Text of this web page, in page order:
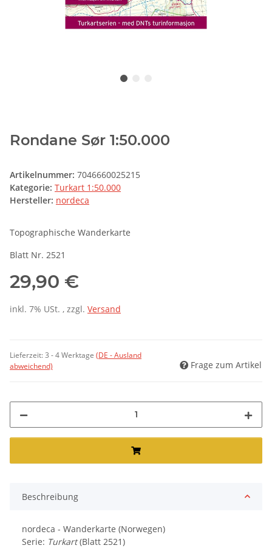
Rondane Sør 1:50.000
Artikelnummer: 7046660025215
Kategorie: Turkart 1:50.000
Hersteller: nordeca
Topographische Wanderkarte
Blatt Nr. 2521
29,90 €
inkl. 7% USt. , zzgl. Versand
Lieferzeit:3 - 4 Werktage (DE - Ausland
abweichend)
Frage zum Artikel
Beschreibung
nordeca - Wanderkarte (Norwegen)
Serie: Turkart(Blatt 2521)